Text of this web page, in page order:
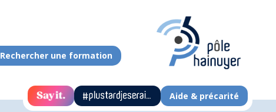
Rechercher une formation
Aide & précarité